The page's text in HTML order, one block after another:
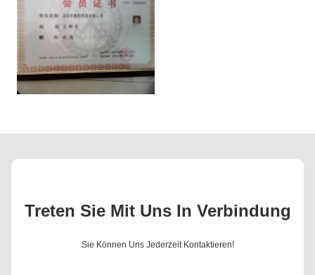
Treten Sie Mit Uns In Verbindung
Sie Können Uns Jederzeit Kontaktieren!